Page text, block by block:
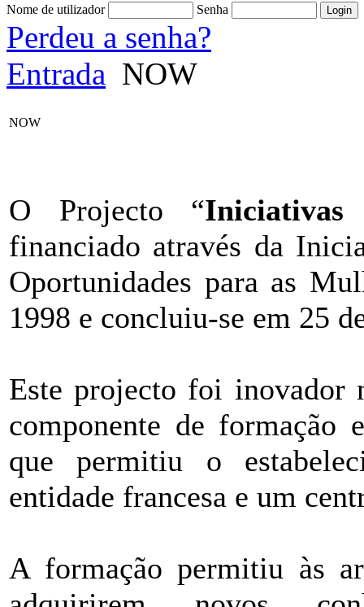
Nome de utilizador Senha
Perdeu a senha?
Entrada NOW
NOW
O Projecto “Iniciativas
financiado através da
Oportunidades para as
1998 e concluiu-se em 25
Este projecto foi inovador
componente de formação
que permitiu o
entidade francesa e um
A formação permitiu às